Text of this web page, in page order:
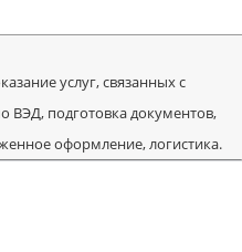
услуг, связанных с
ВЭД, подготовка документов,
оформление, логистика.